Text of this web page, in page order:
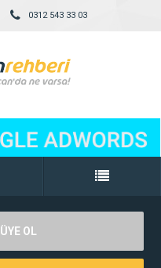
0312 543 33 03
OL